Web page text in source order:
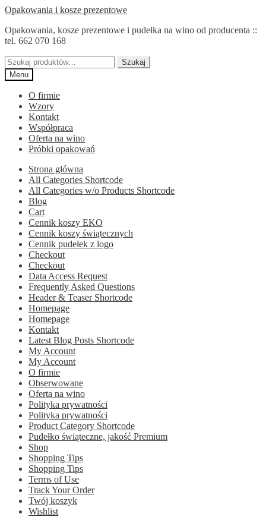
Przejdź
nawigacji
Przejdź
treści
Opakowania i kosze prezentowe
Opakowania, kosze prezentowe i pudełka na wino od producenta ::
tel. 662 070 168
Szukaj:
Szukaj
Menu
O firmie
Wzory
Kontakt
Współpraca
Oferta na wino
Próbki opakowań
Strona główna
All Categories Shortcode
All Categories w/o Products Shortcode
Blog
Cart
Cennik koszy EKO
Cennik koszy świątecznych
Cennik pudełek z logo
Checkout
Checkout
Data Access Request
Frequently Asked Questions
Header & Teaser Shortcode
Homepage
Homepage
Kontakt
Latest Blog Posts Shortcode
My Account
My Account
O firmie
Obserwowane
Oferta na wino
Polityka prywatności
Polityka prywatności
Product Category Shortcode
Pudełko świąteczne, jakość Premium
Shop
Shopping Tips
Shopping Tips
Terms of Use
Track Your Order
Twój koszyk
Wishlist